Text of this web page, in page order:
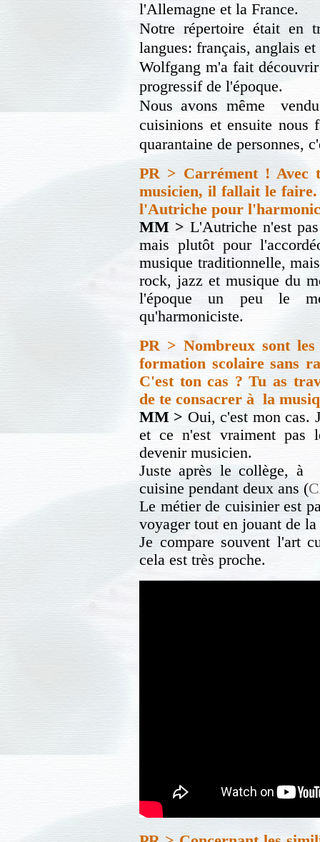
l'Allemagne et la France.
Notre répertoire était en
langues: français, anglais
Wolfgang m'a fait
progressif de l'époque.
Nous avons même
cuisinions et ensuite nous
quarantaine de personnes,
PR > Carrément ! Avec
musicien, il fallait le
l'Autriche pour
MM > L'Autriche n'est
mais plutôt pour
musique traditionnelle,
rock, jazz et musique du
l'époque un peu le
qu'harmoniciste.
PR > Nombreux sont
formation scolaire sans
C'est ton cas ? Tu as
de te consacrer à la
MM > Oui, c'est mon cas.
et ce n'est vraiment pas
devenir musicien.
Juste après le collège, à
cuisine pendant deux ans (
Le métier de cuisinier est
voyager tout en jouant de
Je compare souvent l'art
cela est très proche.